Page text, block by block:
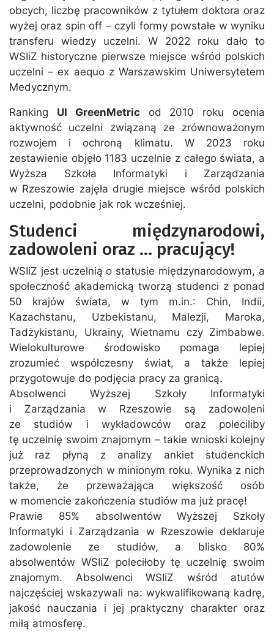
obcych, liczbę pracowników z tytułem doktora oraz
wyżej oraz spin off – czyli formy powstałe w wyniku
transferu wiedzy uczelni. W 2022 roku dało to
WSIiZ historyczne pierwsze miejsce wśród polskich
uczelni – ex aequo z Warszawskim Uniwersytetem
Medycznym.
Ranking UI GreenMetricod 2010 roku ocenia
aktywność uczelni związaną ze zrównoważonym
rozwojem i ochroną klimatu. W 2023 roku
zestawienie objęło 1183 uczelnie z całego świata, a
Wyższa Szkoła Informatyki i Zarządzania
w Rzeszowie zajęła drugie miejsce wśród polskich
uczelni, podobnie jak rok wcześniej.
Studenci międzynarodowi,
zadowoleni oraz … pracujący!
WSIiZ jest uczelnią o statusie międzynarodowym, a
społeczność akademicką tworzą studenci z ponad
50 krajów świata, w tym m.in.: Chin, Indii,
Kazachstanu, Uzbekistanu, Malezji, Maroka,
Tadżykistanu, Ukrainy, Wietnamu czy Zimbabwe.
Wielokulturowe środowisko pomaga lepiej
zrozumieć współczesny świat, a także lepiej
przygotowuje do podjęcia pracy za granicą.
Absolwenci Wyższej Szkoły Informatyki
i Zarządzania w Rzeszowie są zadowoleni
ze studiów i wykładowców oraz poleciliby
tę uczelnię swoim znajomym – takie wnioski kolejny
już raz płyną z analizy ankiet studenckich
przeprowadzonych w minionym roku. Wynika z nich
także, że przeważająca większość osób
w momencie zakończenia studiów ma już pracę!
Prawie 85% absolwentów Wyższej Szkoły
Informatyki i Zarządzania w Rzeszowie deklaruje
zadowolenie ze studiów, a blisko 80%
absolwentów WSIiZ poleciłoby tę uczelnię swoim
znajomym. Absolwenci WSIiZ wśród atutów
najczęściej wskazywali na: wykwalifikowaną kadrę,
jakość nauczania i jej praktyczny charakter oraz
miłą atmosferę.